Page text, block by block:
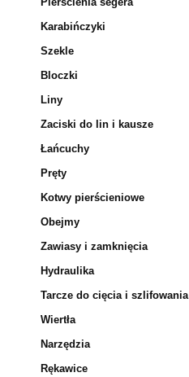
Karabińczyki
Szekle
Bloczki
Liny
Zaciski do lin i kausze
Łańcuchy
Pręty
Kotwy pierścieniowe
Obejmy
Zawiasy i zamknięcia
Hydraulika
Tarcze do cięcia i szlifowania
Wiertła
Narzędzia
Rękawice